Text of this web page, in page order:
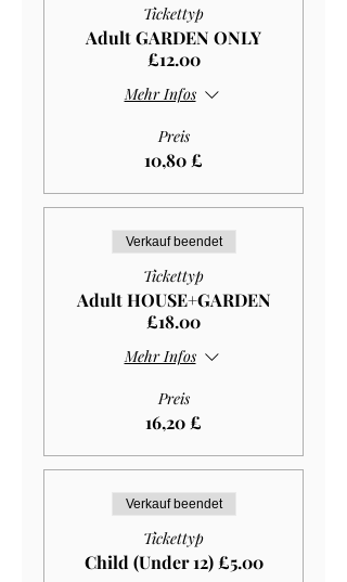
Tickettyp
Adult GARDEN ONLY
£12.00
Mehr Infos
Preis
10,80 £
Verkauf beendet
Tickettyp
Adult HOUSE+GARDEN
£18.00
Mehr Infos
Preis
16,20 £
Verkauf beendet
Tickettyp
Child (Under 12) £5.00